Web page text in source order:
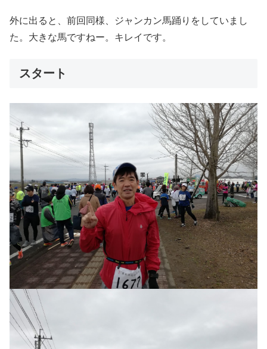
外に出ると、前回同様、ジャンカン馬踊りをしていまし
た。大きな馬ですねー。キレイです。
スタート